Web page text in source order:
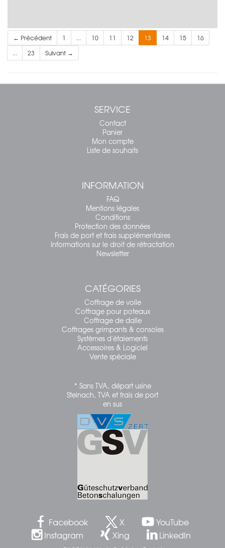
← Précédent 1 ... 10 11 12 13 14 15
16
...
23 Suivant →
SERVICE
Contact
Panier
Mon compte
Liste de souhaits
INFORMATION
FAQ
Mentions légales
Conditions
Protection des données
Frais de port et frais supplémentaires
Informations sur le droit de rétractation
Newsletter
CATÉGORIES
Coffrage de voile
Coffrage pour poteaux
Coffrage de dalle
Coffrages grimpants & consoles
Systèmes d'étaiements
Accessoires & Logiciel
Vente spéciale
* Sans TVA, départ usine
Steinach, TVA et frais de port
en sus
Facebook X
YouTube
Instagram
Xing LinkedIn